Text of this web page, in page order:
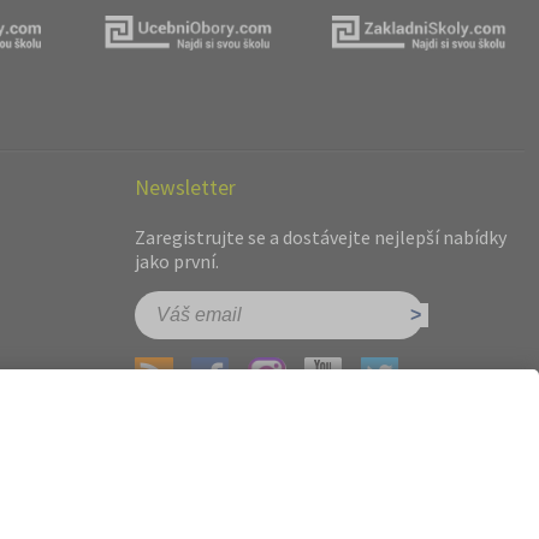
Newsletter
Zaregistrujte se a dostávejte nejlepší nabídky
jako první.